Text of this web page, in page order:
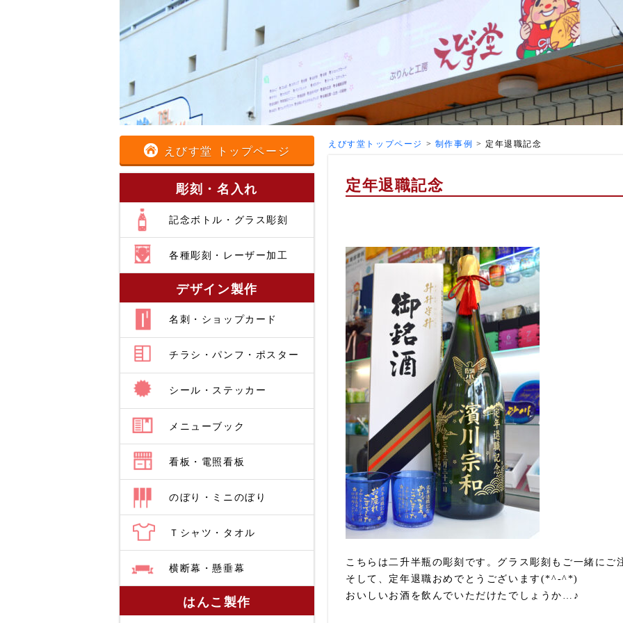
えびす堂 トップページ
彫刻・名入れ
記念ボトル・グラス彫刻
各種彫刻・レーザー加工
デザイン製作
名刺・ショップカード
チラシ・パンフ・ポスター
シール・ステッカー
メニューブック
看板・電照看板
のぼり・ミニのぼり
Ｔシャツ・タオル
横断幕・懸垂幕
はんこ製作
えびす堂トップページ > 制作事例 > 定年退職記念
定年退職記念
こちらは二升半瓶の彫刻です。グラス彫刻もご一緒にご
そして、定年退職おめでとうございます(*^-^*)
おいしいお酒を飲んでいただけたでしょうか…♪